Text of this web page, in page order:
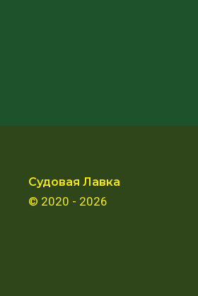
Судовая Лавка
© 2020 - 2026